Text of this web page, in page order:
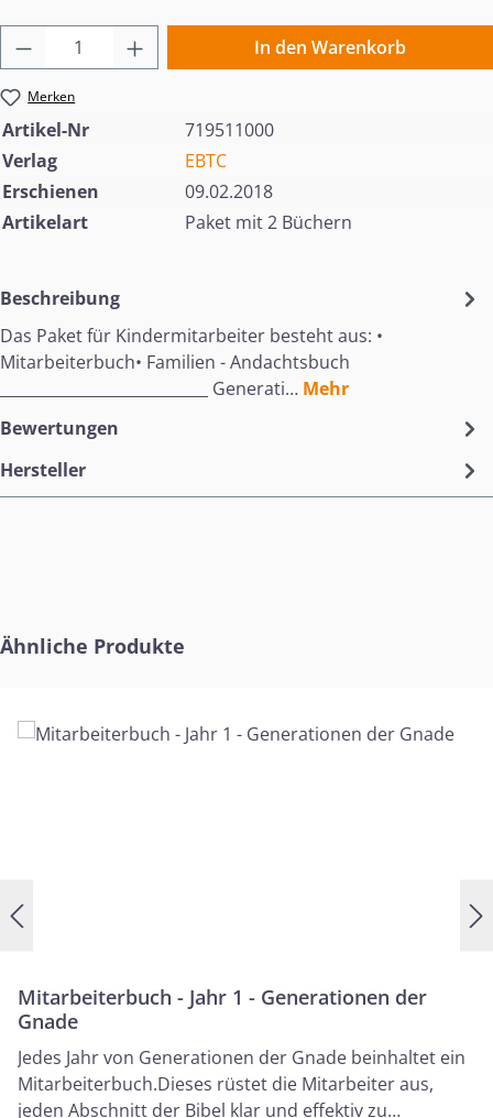
Produkt Anzahl: Gib den gewünschten
In den Warenkorb
Merken
Artikel-Nr
719511000
Verlag
EBTC
Erschienen
09.02.2018
Artikelart
Paket mit 2 Büchern
Beschreibung
Das Paket für Kindermitarbeiter besteht aus: •
Mitarbeiterbuch• Familien - Andachtsbuch
___________________________ Generati… Mehr
Bewertungen
Hersteller
Produktgalerie überspringen
Ähnliche Produkte
Mitarbeiterbuch - Jahr 1 - Generationen der
Gnade
Jedes Jahr von Generationen der Gnade beinhaltet ein
Mitarbeiterbuch.Dieses rüstet die Mitarbeiter aus,
jeden Abschnitt der Bibel klar und effektiv zu